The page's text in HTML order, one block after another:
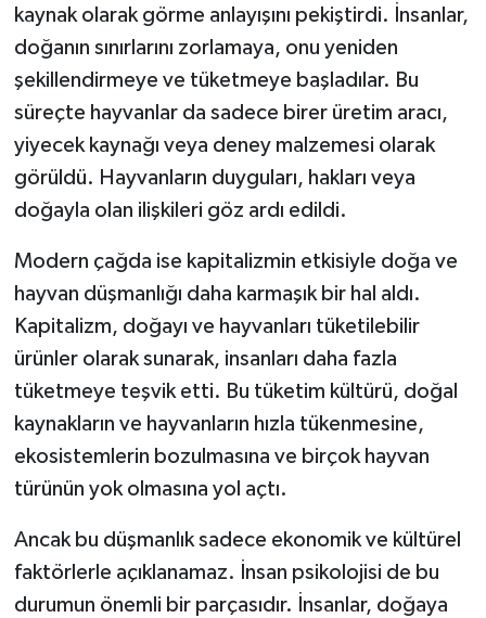
kaynak olarak görme anlayışını pekiştirdi. İnsanlar,
doğanın sınırlarını zorlamaya, onu yeniden
şekillendirmeye ve tüketmeye başladılar. Bu
süreçte hayvanlar da sadece birer üretim aracı,
yiyecek kaynağı veya deney malzemesi olarak
görüldü. Hayvanların duyguları, hakları veya
doğayla olan ilişkileri göz ardı edildi.
Modern çağda ise kapitalizmin etkisiyle doğa ve
hayvan düşmanlığı daha karmaşık bir hal aldı.
Kapitalizm, doğayı ve hayvanları tüketilebilir
ürünler olarak sunarak, insanları daha fazla
tüketmeye teşvik etti. Bu tüketim kültürü, doğal
kaynakların ve hayvanların hızla tükenmesine,
ekosistemlerin bozulmasına ve birçok hayvan
türünün yok olmasına yol açtı.
Ancak bu düşmanlık sadece ekonomik ve kültürel
faktörlerle açıklanamaz. İnsan psikolojisi de bu
durumun önemli bir parçasıdır. İnsanlar, doğaya